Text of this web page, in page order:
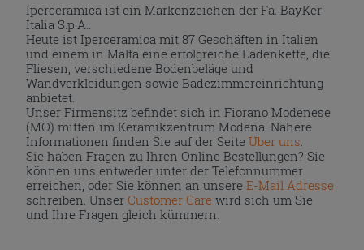
Iperceramica ist ein Markenzeichen der Fa. BayKer
Italia S.p.A..
Heute ist Iperceramica mit 87 Geschäften in Italien
und einem in Malta eine erfolgreiche Ladenkette, die
Fliesen, verschiedene Bodenbeläge und
Wandverkleidungen sowie Badezimmereinrichtung
anbietet.
Unser Firmensitz befindet sich in Fiorano Modenese
(MO) mitten im Keramikzentrum Modena. Nähere
Informationen finden Sie auf der Seite Über uns
Sie haben Fragen zu Ihren Online Bestellungen? Sie
können uns entweder unter der Telefonnummer
erreichen, oder Sie können an unsereE-Mail Adresse
schreiben. UnserCustomer Care wird sich um Sie
und Ihre Fragen gleich kümmern.